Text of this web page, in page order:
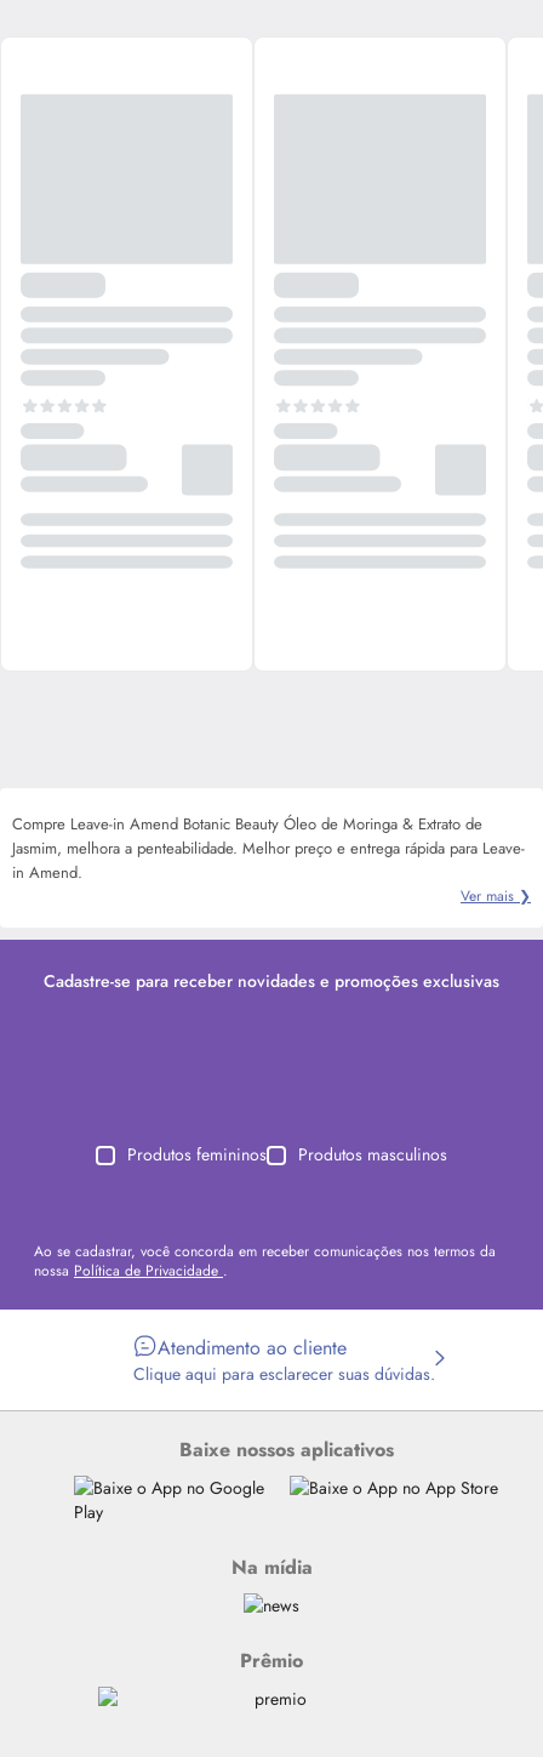
Compre Leave-in Amend Botanic Beauty Óleo de Moringa & Extrato de
Jasmim, melhora a penteabilidade. Melhor preço e entrega rápida para Leave-
in Amend.
Ver mais ❯
Cadastre-se para receber novidades e promoções exclusivas
Produtos femininos Produtos masculinos
Ao se cadastrar, você concorda em receber comunicações nos termos da
nossa Política de Privacidade .
Atendimento ao cliente
Clique aqui para esclarecer suas dúvidas.
Baixe nossos aplicativos
Na mídia
Prêmio